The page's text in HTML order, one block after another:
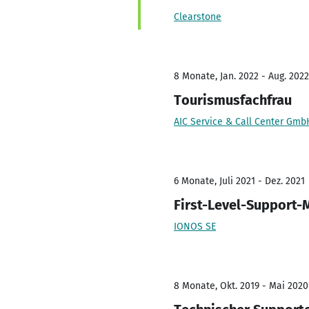
Clearstone
8 Monate, Jan. 2022 - Aug. 2022
Tourismusfachfrau
AIC Service & Call Center
6 Monate, Juli 2021 - Dez. 2021
First-Level-
IONOS SE
8 Monate, Okt. 2019 - Mai 2020